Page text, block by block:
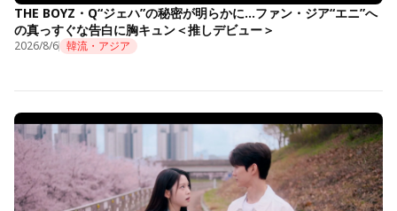
THE BOYZ・Q“ジェハ”の秘密が明らかに…ファン・ジア“エニ”へ
の真っすぐな告白に胸キュン＜推しデビュー＞
2026/8/6 韓流・アジア